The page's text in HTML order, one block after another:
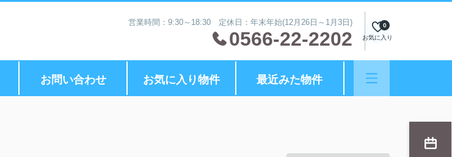
営業時間：9:30～18:30 定休日：年末年始(12月26日～1月3日)
0566-22-2202 お気に入り
0
お問い合わせ お気に入り物件 最近みた物件